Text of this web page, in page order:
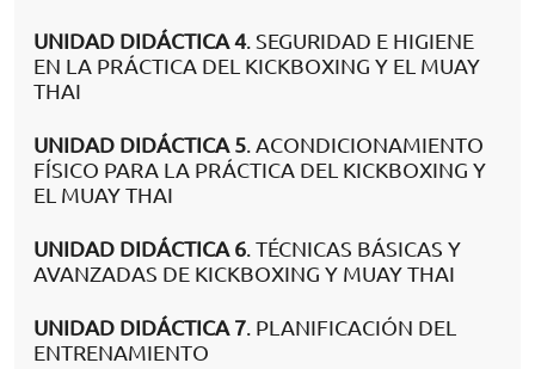
UNIDAD DIDÁCTICA 4. SEGURIDAD E HIGIENE
EN LA PRÁCTICA DEL KICKBOXING Y EL MUAY
THAI
UNIDAD DIDÁCTICA 5. ACONDICIONAMIENTO
FÍSICO PARA LA PRÁCTICA DEL KICKBOXING Y
EL MUAY THAI
UNIDAD DIDÁCTICA 6. TÉCNICAS BÁSICAS Y
AVANZADAS DE KICKBOXING Y MUAY THAI
UNIDAD DIDÁCTICA 7. PLANIFICACIÓN DEL
ENTRENAMIENTO